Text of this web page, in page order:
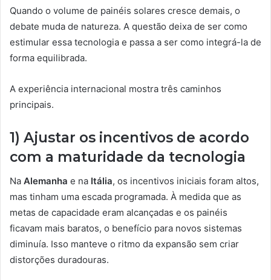
Quando o volume de painéis solares cresce demais, o
debate muda de natureza. A questão deixa de ser como
estimular essa tecnologia e passa a ser como integrá-la de
forma equilibrada.
A experiência internacional mostra três caminhos
principais.
1) Ajustar os incentivos de acordo
com a maturidade da tecnologia
Na Alemanha e na Itália, os incentivos iniciais foram altos,
mas tinham uma escada programada. À medida que as
metas de capacidade eram alcançadas e os painéis
ficavam mais baratos, o benefício para novos sistemas
diminuía. Isso manteve o ritmo da expansão sem criar
distorções duradouras.